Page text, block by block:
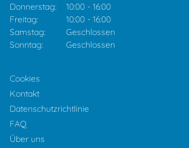
Donnerstag:
10:00 - 16:00
Freitag:
10:00 - 16:00
Samstag:
Geschlossen
Sonntag:
Geschlossen
Cookies
Kontakt
Datenschutzrichtlinie
FAQ
Über uns